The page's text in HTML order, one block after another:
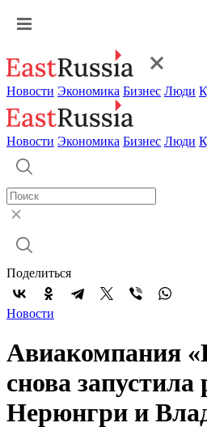
Новости Экономика Бизнес Люди
Новости Экономика Бизнес Люди
Поделиться
Новости
Авиакомпания
снова
Нерюнгри и